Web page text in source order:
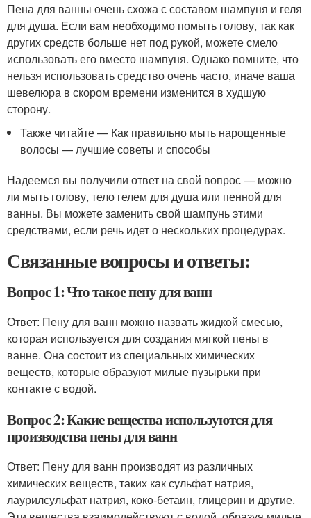
Пена для ванны очень схожа с составом шампуня и геля
для душа. Если вам необходимо помыть голову, так как
других средств больше нет под рукой, можете смело
использовать его вместо шампуня. Однако помните, что
нельзя использовать средство очень часто, иначе ваша
шевелюра в скором времени изменится в худшую
сторону.
Также читайте — Как правильно мыть нарощенные
волосы — лучшие советы и способы
Надеемся вы получили ответ на свой вопрос — можно
ли мыть голову, тело гелем для душа или пенной для
ванны. Вы можете заменить свой шампунь этими
средствами, если речь идет о нескольких процедурах.
Связанные вопросы и ответы:
Вопрос 1: Что такое пену для ванн
Ответ: Пену для ванн можно назвать жидкой смесью,
которая используется для создания мягкой пены в
ванне. Она состоит из специальных химических
веществ, которые образуют милые пузырьки при
контакте с водой.
Вопрос 2: Какие вещества используются для
производства пены для ванн
Ответ: Пену для ванн производят из различных
химических веществ, таких как сульфат натрия,
лаурилсульфат натрия, коко-бетаин, глицерин и другие.